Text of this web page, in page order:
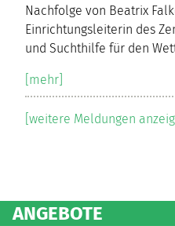
Nachfolge von Beatrix
Einrichtungsleiterin des
und Suchthilfe für den
[mehr]
[weitere Meldungen
ANGEBOTE